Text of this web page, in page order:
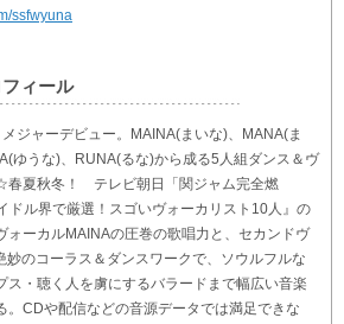
ssfwyuna
ィール
ジャーデビュー。MAINA(まいな)、MANA(ま
ゆうな)、RUNA(るな)から成る5人組ダンス＆ヴ
春夏秋冬！ テレビ朝日「関ジャム完全燃
ドル界で厳選！スゴいヴォーカリスト10人』の
ォーカルMAINAの圧巻の歌唱力と、セカンドヴ
妙のコーラス＆ダンスワークで、ソウルフルな
ス・聴く人を虜にするバラードまで幅広い音楽
。CDや配信などの音源データでは満足できな